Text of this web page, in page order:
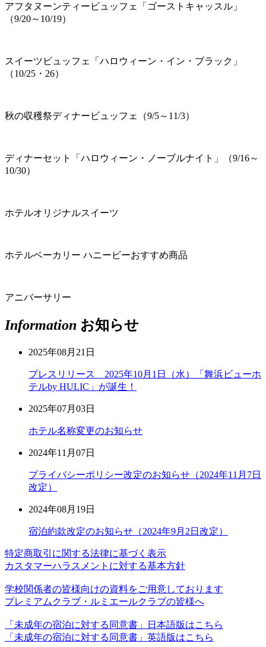
アフタヌーンティービュッフェ「ゴーストキャッスル」
（9/20～10/19）
スイーツビュッフェ「ハロウィーン・イン・ブラック」
（10/25・26）
秋の収穫祭ディナービュッフェ（9/5～11/3）
ディナーセット「ハロウィーン・ノーブルナイト」（9/16～
10/30）
ホテルオリジナルスイーツ
ホテルベーカリー ハニービーおすすめ商品
アニバーサリー
Information お知らせ
2025年08月21日
プレスリリース 2025年10月1日（水）「舞浜ビューホ
テルby HULIC」が誕生！
2025年07月03日
ホテル名称変更のお知らせ
2024年11月07日
プライバシーポリシー改定のお知らせ（2024年11月7日
改定）
2024年08月19日
宿泊約款改定のお知らせ（2024年9月2日改定）
特定商取引に関する法律に基づく表示
カスタマーハラスメントに対する基本方針
学校関係者の皆様向けの資料をご用意しております
プレミアムクラブ・ルミエールクラブの皆様へ
「未成年の宿泊に対する同意書」日本語版はこちら
「未成年の宿泊に対する同意書」英語版はこちら